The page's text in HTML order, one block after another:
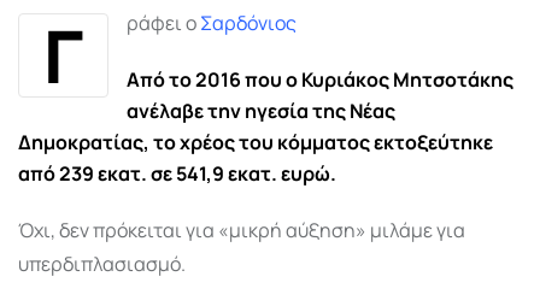
Γ ράφει οΣαρδόνιος
Από το 2016 που ο Κυριάκος Μητσοτάκης
ανέλαβε την ηγεσία της Νέας
Δημοκρατίας, το χρέος του κόμματος εκτοξεύτηκε
από 239 εκατ. σε 541,9 εκατ. ευρώ.
Όχι, δεν πρόκειται για «μικρή αύξηση» μιλάμε για
υπερδιπλασιασμό.